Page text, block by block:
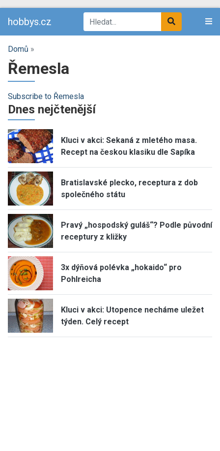
hobbys.cz
Domů »
Řemesla
Subscribe to Řemesla
Dnes nejčtenější
Kluci v akci: Sekaná z mletého masa.
Recept na českou klasiku dle Sapíka
Bratislavské plecko, receptura z dob
společného státu
Pravý „hospodský guláš“? Podle původní
receptury z kližky
3x dýňová polévka „hokaido“ pro
Pohlreicha
Kluci v akci: Utopence necháme uležet
týden. Celý recept